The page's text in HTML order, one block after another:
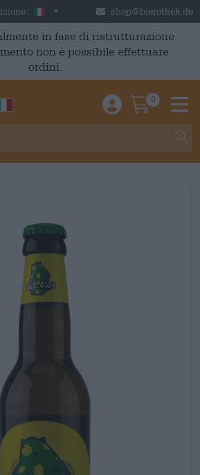
Italia shop@bierothek.de
in fase di ristrutturazione.
non è possibile effettuare
ordini.
Einloggen /
0